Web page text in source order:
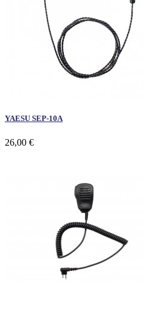
YAESU SEP-10A
26,00 €